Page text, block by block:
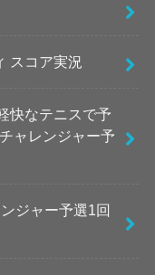
スコア実況
快なテニスで予
ャレンジャー予
ジャー予選1回